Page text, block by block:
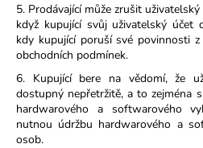
5. Prodávající může zrušit
když kupující svůj uživatelský účet
kdy kupující poruší své povinnosti
obchodních podmínek.
6. Kupující bere na vědomí, že
dostupný nepřetržitě, a to zejména
hardwarového a softwarového
nutnou údržbu hardwarového a
osob.